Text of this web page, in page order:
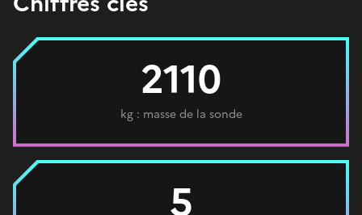
2110
kg : masse de la sonde
5